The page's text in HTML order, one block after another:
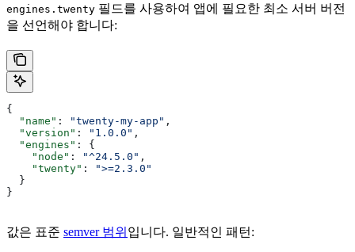
engines.twenty 필드를 사용하여 앱에 필요한 최소 서버 버전
을 선언해야 합니다:
{
  "name"
: "twenty-my-app" ,
  "version"
: "1.0.0" ,
  "engines"
: {
    "node"
: "^24.5.0" ,
    "twenty"
:
">=2.3.0"
  }
}
값은 표준 semver 범위 입니다. 일반적인 패턴: